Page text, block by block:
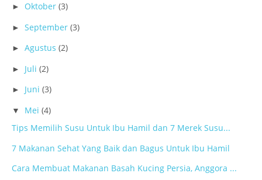
► Oktober (3)
► September (3)
► Agustus (2)
► Juli (2)
► Juni (3)
▼ Mei (4)
Tips Memilih Susu Untuk Ibu Hamil dan 7 Merek Susu...
7 Makanan Sehat Yang Baik dan Bagus Untuk Ibu Hamil
Cara Membuat Makanan Basah Kucing Persia, Anggora ...